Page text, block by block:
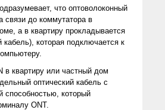
что оптоволоконный
связи до коммутатора в
а в квартиру прокладывается
которая подключается к
в квартиру или частный дом
оптический кабель с
способностью, который
ONT.